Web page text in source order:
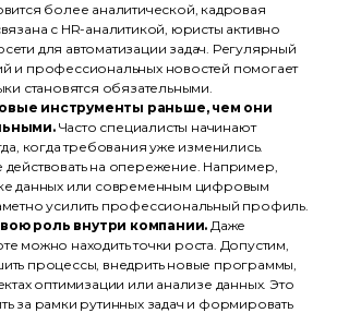
более аналитической, кадровая
с HR-аналитикой, юристы активно
для автоматизации задач. Регулярный
и профессиональных новостей помогает
становятся обязательными.
инструменты раньше, чем они
Часто специалисты начинают
когда требования уже изменились.
действовать на опережение. Например,
данных или современным цифровым
усилить профессиональный профиль.
роль внутри компании. Даже
можно находить точки роста. Допустим,
процессы, внедрить новые программы,
оптимизации или анализе данных. Это
за рамки рутинных задач и формировать